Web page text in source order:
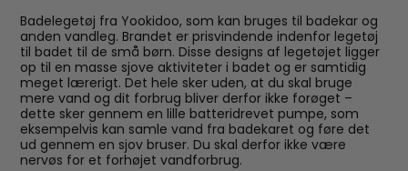
Badelegetøj fra Yookidoo, som kan bruges til badekar og
anden vandleg. Brandet er prisvindende indenfor legetøj
til badet til de små børn. Disse designs af legetøjet ligger
op til en masse sjove aktiviteter i badet og er samtidig
meget lærerigt. Det hele sker uden, at du skal bruge
mere vand og dit forbrug bliver derfor ikke forøget –
dette sker gennem en lille batteridrevet pumpe, som
eksempelvis kan samle vand fra badekaret og føre det
ud gennem en sjov bruser. Du skal derfor ikke være
nervøs for et forhøjet vandforbrug.